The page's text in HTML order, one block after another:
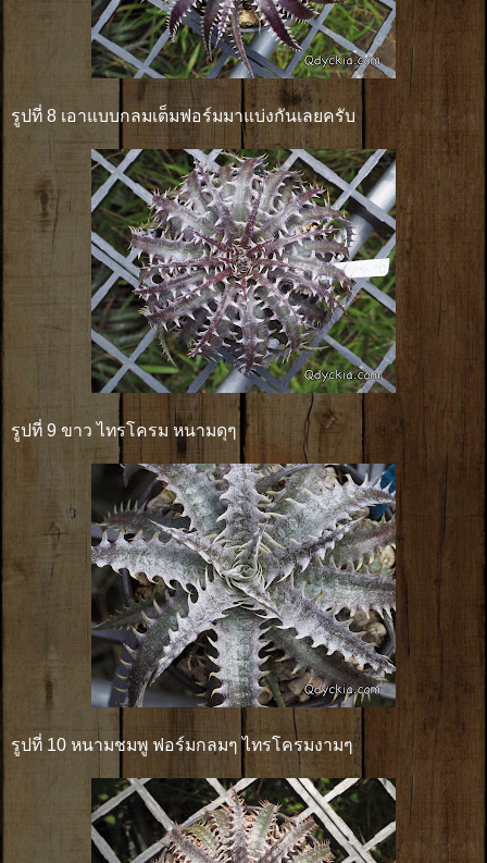
รูปที่ 8 เอาแบบกลมเต็มฟอร์มมาแบ่งกันเลยครับ
รูปที่ 9 ขาว ไทรโครม หนามดุๆ
รูปที่ 10 หนามชมพู ฟอร์มกลมๆ ไทรโครมงามๆ